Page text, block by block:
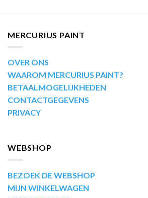
MERCURIUS PAINT
OVER ONS
WAAROM MERCURIUS PAINT?
BETAALMOGELIJKHEDEN
CONTACTGEGEVENS
PRIVACY
WEBSHOP
BEZOEK DE WEBSHOP
MIJN WINKELWAGEN